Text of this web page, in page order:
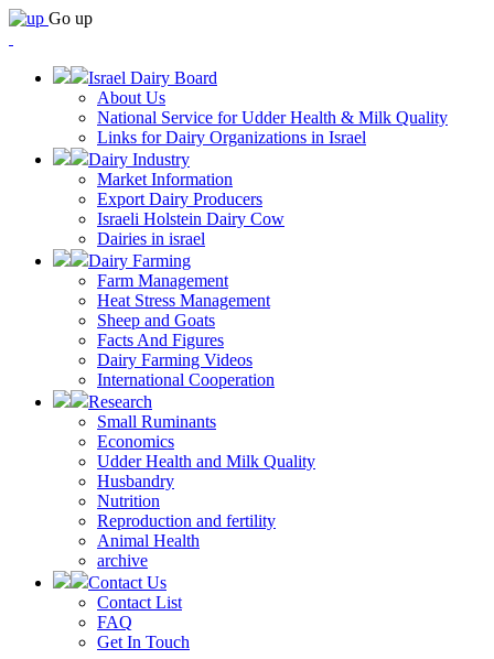
Go up
Israel Dairy Board
About Us
National Service for Udder Health & Milk Quality
Links for Dairy Organizations in Israel
Dairy Industry
Market Information
Export Dairy Producers
Israeli Holstein Dairy Cow
Dairies in israel
Dairy Farming
Farm Management
Heat Stress Management
Sheep and Goats
Facts And Figures
Dairy Farming Videos
International Cooperation
Research
Small Ruminants
Economics
Udder Health and Milk Quality
Husbandry
Nutrition
Reproduction and fertility
Animal Health
archive
Contact Us
Contact List
FAQ
Get In Touch